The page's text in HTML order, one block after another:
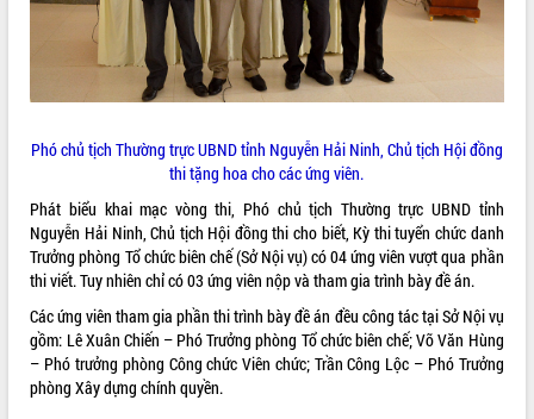
Phó chủ tịch Thường trực UBND tỉnh Nguyễn Hải Ninh, Chủ tịch Hội đồng
thi tặng hoa cho các ứng viên.
Phát biểu khai mạc vòng thi, Phó chủ tịch Thường trực UBND tỉnh
Nguyễn Hải Ninh, Chủ tịch Hội đồng thi cho biết, Kỳ thi tuyển chức danh
Trưởng phòng Tổ chức biên chế (Sở Nội vụ) có 04 ứng viên vượt qua phần
thi viết. Tuy nhiên chỉ có 03 ứng viên nộp và tham gia trình bày đề án.
Các ứng viên tham gia phần thi trình bày đề án đều công tác tại Sở Nội vụ
gồm: Lê Xuân Chiến – Phó Trưởng phòng Tổ chức biên chế; Võ Văn Hùng
– Phó trưởng phòng Công chức Viên chức; Trần Công Lộc – Phó Trưởng
phòng Xây dựng chính quyền.